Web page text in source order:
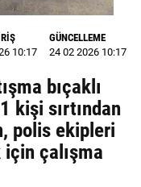
10:17
GÜNCELLEME
24 02 2026 10:17
bıçaklı
kişi sırtından
polis ekipleri
çalışma